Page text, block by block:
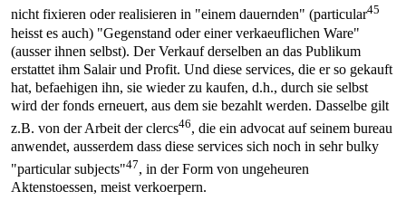
nicht fixieren oder realisieren in "einem dauernden" (particular45
heisst es auch) "Gegenstand oder einer verkaeuflichen Ware"
(ausser ihnen selbst). Der Verkauf derselben an das Publikum
erstattet ihm Salair und Profit. Und diese services, die er so gekauft
hat, befaehigen ihn, sie wieder zu kaufen, d.h., durch sie selbst
wird der fonds erneuert, aus dem sie bezahlt werden. Dasselbe gilt
z.B. von der Arbeit der clercs46, die ein advocat auf seinem bureau
anwendet, ausserdem dass diese services sich noch in sehr bulky
"particular subjects"47, in der Form von ungeheuren
Aktenstoessen, meist verkoerpern.